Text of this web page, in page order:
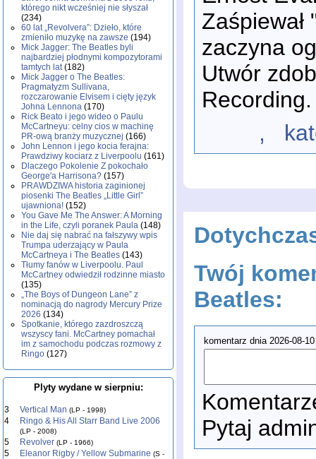
którego nikt wcześniej nie słyszał
(234)
60 lat „Revolvera”: Dzieło, które
zmieniło muzykę na zawsze (194)
Mick Jagger: The Beatles byli
najbardziej płodnymi kompozytorami
tamtych lat(182)
Mick Jagger o The Beatles:
Pragmatyzm Sullivana,
rozczarowanie Elvisem i cięty język
Johna Lennona (170)
Rick Beato i jego wideo o Paulu
McCartneyu: celny cios w machinę
PR-ową branży muzycznej (166)
John Lennon i jego kocia ferajna:
Prawdziwy kociarz z Liverpoolu (161)
Dlaczego Pokolenie Z pokochało
George'a Harrisona? (157)
PRAWDZIWA historia zaginionej
piosenki The Beatles „Little Girl”
ujawniona! (152)
You Gave Me The Answer: A Morning
in the Life, czyli poranek Paula (148)
Nie daj się nabrać na fałszywy wpis
Trumpa uderzający w Paula
McCartneya i The Beatles (143)
Tłumy fanów w Liverpoolu. Paul
McCartney odwiedził rodzinne miasto
(135)
„The Boys of Dungeon Lane” z
nominacją do nagrody Mercury Prize
2026 (134)
Spotkanie, którego zazdroszczą
wszyscy fani. McCartney pomachał
im z samochodu podczas rozmowy z
Ringo (127)
Plyty wydane w sierpniu:
3 Vertical Man (LP - 1998)
4 Ringo & His All Starr Band Live 2006
(LP - 2008)
5 Revolver (LP - 1966)
5 Eleanor Rigby / Yellow Submarine (S -
zaczyna
Utwór
Recording.
,
Twój
Beatles:
komentarz dnia 2026-08-
Pytaj